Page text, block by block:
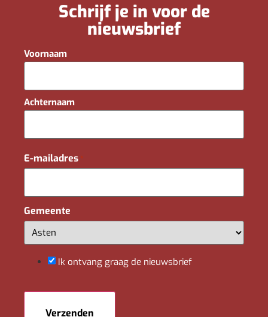
Schrijf je in voor de
nieuwsbrief
Voornaam
Achternaam
E-mailadres *
Gemeente
Ik ontvang graag de nieuwsbrief